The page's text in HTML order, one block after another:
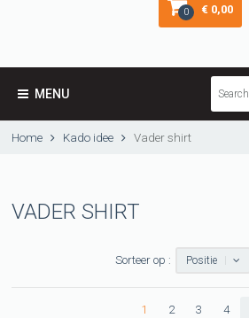
0 € 0,00
MENU
Home Kado idee Vader shirt
VADER SHIRT
Sorteer op : Positie
1 2 3 4